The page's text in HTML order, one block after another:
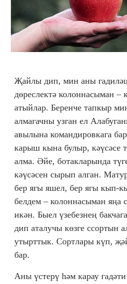
Җайлы дип, мин аны
дөреслектә колоннасыман –
атыйлар. Беренче тапкыр
алмагачны узган ел
авылына командировкага
карыш кына булыр, кәүсәсе
алма. Әйе, ботакларында
кәүсәсен сырып алган.
бер ягы яшел, бер ягы кып-
белдем – колоннасыман яңа
икән. Быел үзебезнең
дип аталучы көзге ссортын
утырттык. Сортлары күп,
бар.
Аны үстерү һәм карау